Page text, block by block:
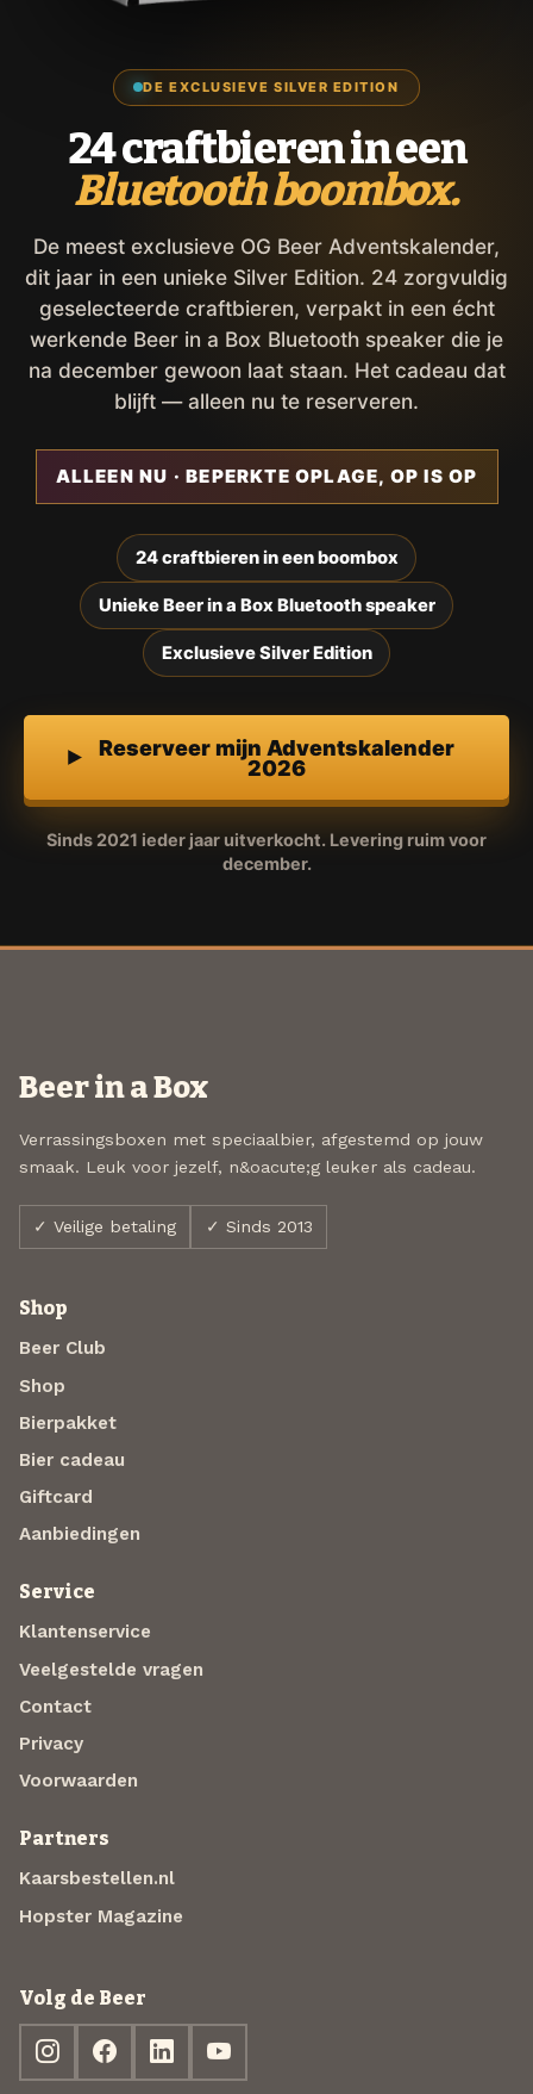
DE EXCLUSIEVE SILVER EDITION
24 craftbieren in een
Bluetooth boombox.
De meest exclusieve OG Beer Adventskalender,
dit jaar in een unieke Silver Edition. 24 zorgvuldig
geselecteerde craftbieren, verpakt in een écht
werkende Beer in a Box Bluetooth speaker die je
na december gewoon laat staan. Het cadeau dat
blijft — alleen nu te reserveren.
ALLEEN NU · BEPERKTE OPLAGE, OP IS OP
24 craftbieren in een boombox
Unieke Beer in a Box Bluetooth speaker
Exclusieve Silver Edition
Reserveer mijn Adventskalender
2026
Sinds 2021 ieder jaar uitverkocht. Levering ruim voor
december.
Beer in a Box
Verrassingsboxen met speciaalbier, afgestemd op jouw
smaak. Leuk voor jezelf, n&oacute;g leuker als cadeau.
✓ Veilige betaling ✓ Sinds 2013
Shop
Beer Club
Shop
Bierpakket
Bier cadeau
Giftcard
Aanbiedingen
Service
Klantenservice
Veelgestelde vragen
Contact
Privacy
Voorwaarden
Partners
Kaarsbestellen.nl
Hopster Magazine
Volg de Beer